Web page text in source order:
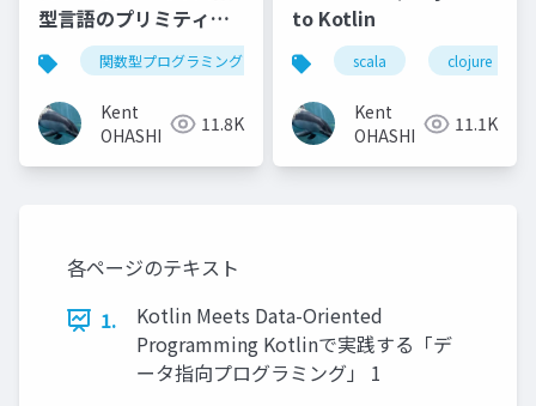
型言語のプリミティブ:
Clojure, Elixir,
Haskell, Scala
関数型プログラミング lisp clojure
Kent
OHASHI
11.8K
to Kotlin
scala clojure
Kent
OHASHI
11.1K
各ページのテキスト
1.
Kotlin Meets Data-Oriented
Programming Kotlinで実践する「デ
ータ指向プログラミング」 1